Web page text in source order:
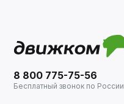
8 800 775-75-56
Бесплатный звонок по России